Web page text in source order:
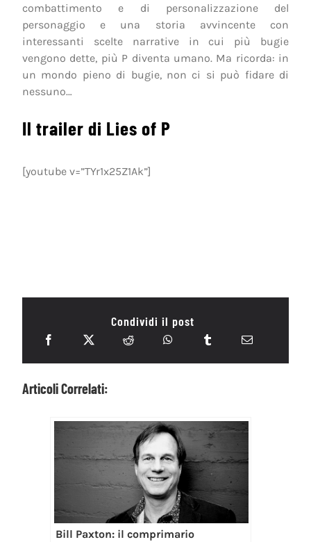
combattimento e di personalizzazione del
personaggio e una storia avvincente con
interessanti scelte narrative in cui più bugie
vengono dette, più P diventa umano. Ma ricorda: in
un mondo pieno di bugie, non ci si può fidare di
nessuno…
Il trailer di Lies of P
[youtube v=”TYr1x25Z1Ak”]
Condividi il post
Articoli Correlati:
Bill Paxton: il comprimario